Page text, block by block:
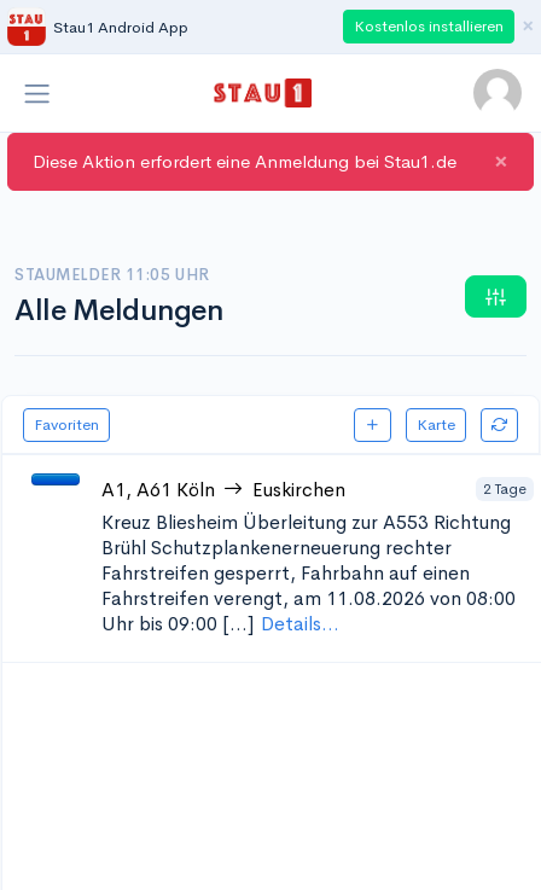
Stau1 Android App Kostenlos installieren ×
Diese Aktion erfordert eine Anmeldung bei Stau1.de ×
STAUMELDER 11:05 UHR
Alle Meldungen
Favoriten Karte
A1, A61 Köln Euskirchen 2 Tage
Kreuz Bliesheim Überleitung zur A553 Richtung
Brühl Schutzplankenerneuerung rechter
Fahrstreifen gesperrt, Fahrbahn auf einen
Fahrstreifen verengt, am 11.08.2026 von 08:00
Uhr bis 09:00 [...] Details...